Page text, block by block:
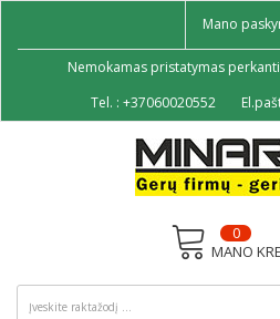
Mano
Nemokamas pristatymas
Tel. : +37060020552
MANO
0